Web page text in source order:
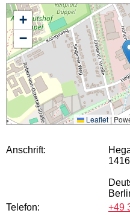
+
−
Leaflet |
Anschrift:
Telefon:
+49